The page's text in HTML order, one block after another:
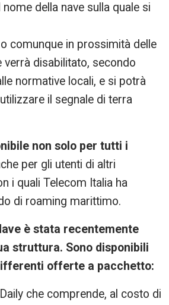
della nave sulla quale si
comunque in prossimità delle
verrà disabilitato, secondo
normative locali, e si potrà
il segnale di terra
non solo per tutti i
per gli utenti di altri
i quali Telecom Italia ha
di roaming marittimo.
è stata recentemente
struttura. Sono disponibili
offerte a pacchetto:
che comprende, al costo di